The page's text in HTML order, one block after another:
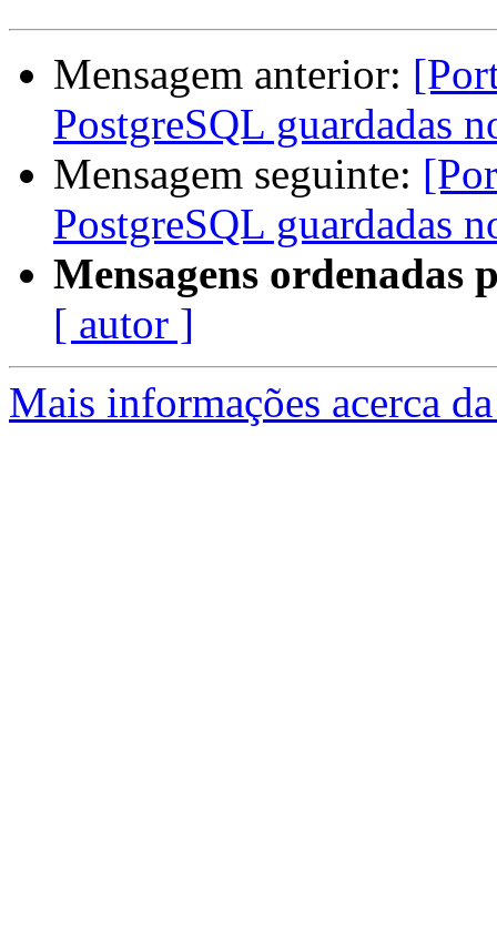
Mensagem anterior:
PostgreSQL guardadas
Mensagem seguinte:
PostgreSQL guardadas
Mensagens ordenadas
[ autor ]
Mais informações acerca